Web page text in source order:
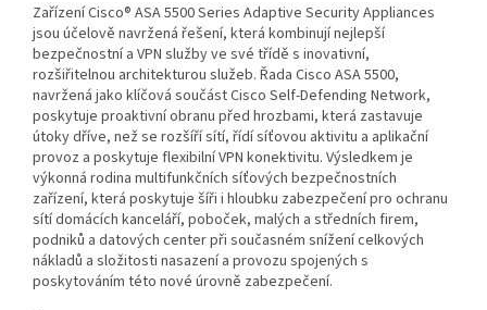
Zařízení Cisco® ASA 5500 Series Adaptive Security Appliances
jsou účelově navržená řešení, která kombinují nejlepší
bezpečnostní a VPN služby ve své třídě s inovativní,
rozšiřitelnou architekturou služeb. Řada Cisco ASA 5500,
navržená jako klíčová součást Cisco Self-Defending Network,
poskytuje proaktivní obranu před hrozbami, která zastavuje
útoky dříve, než se rozšíří sítí, řídí síťovou aktivitu a aplikační
provoz a poskytuje flexibilní VPN konektivitu. Výsledkem je
výkonná rodina multifunkčních síťových bezpečnostních
zařízení, která poskytuje šíři i hloubku zabezpečení pro ochranu
sítí domácích kanceláří, poboček, malých a středních firem,
podniků a datových center při současném snížení celkových
nákladů a složitosti nasazení a provozu spojených s
poskytováním této nové úrovně zabezpečení.